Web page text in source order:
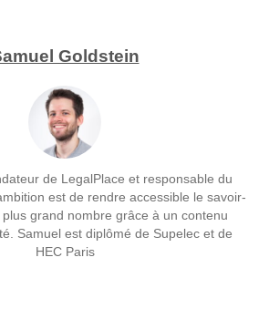
Goldstein
de LegalPlace et responsable du
est de rendre accessible le savoir-
grand nombre grâce à un contenu
Samuel est diplômé de Supelec et de
HEC Paris